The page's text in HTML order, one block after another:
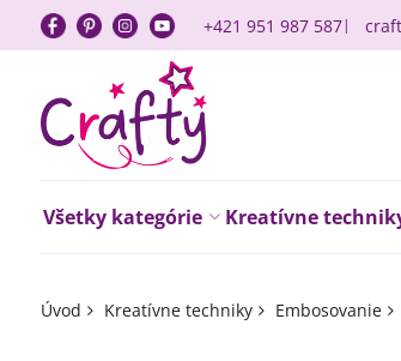
+421 951 987 587
Všetky kategórie Kreatívne
Úvod Kreatívne techniky Embosovanie